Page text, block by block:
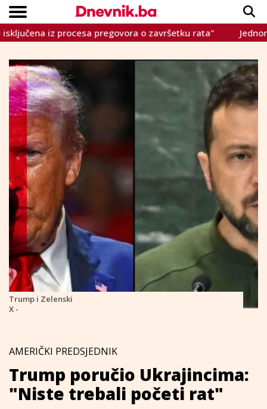
VIJESTI
SPORT
INTERVIEW
TEME
CRNA KRONIKA
LIFESTYLE
Copyright © Dnevnik.ba 2023.
iz procesa pregovora o završetku rata"
Trump i Zelenski
X -
AMERIČKI PREDSJEDNIK
Trump poručio Ukrajincima:
"Niste trebali početi rat"